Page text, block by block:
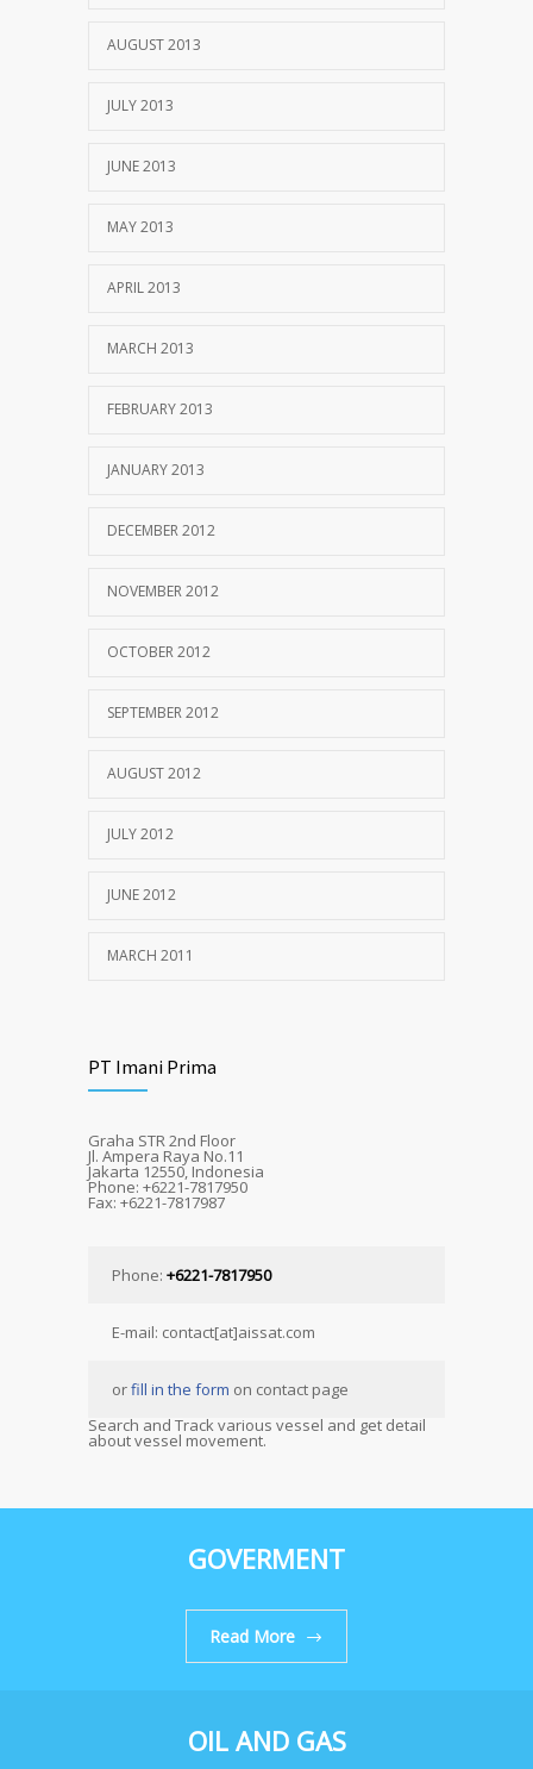
AUGUST 2013
JULY 2013
JUNE 2013
MAY 2013
APRIL 2013
MARCH 2013
FEBRUARY 2013
JANUARY 2013
DECEMBER 2012
NOVEMBER 2012
OCTOBER 2012
SEPTEMBER 2012
AUGUST 2012
JULY 2012
JUNE 2012
MARCH 2011
PT Imani Prima
Graha STR 2nd Floor
Jl. Ampera Raya No.11
Jakarta 12550, Indonesia
Phone: +6221-7817950
Fax: +6221-7817987
Phone: +6221-7817950
E-mail: contact[at]aissat.com
orfill in the form on contact page
Search and Track various vessel and get detail
about vessel movement.
GOVERMENT
Read More
OIL AND GAS